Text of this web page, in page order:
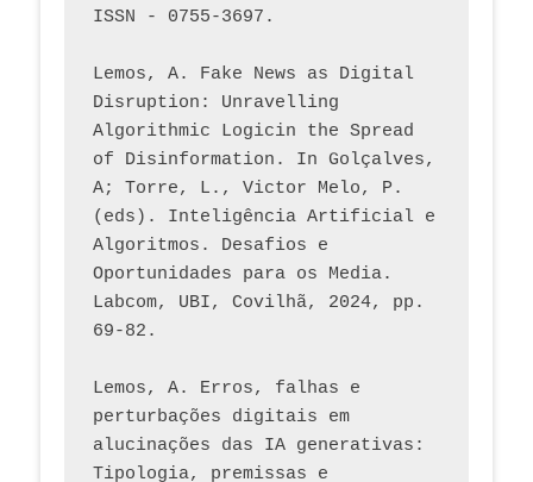
ISSN - 0755-3697.
Lemos, A. Fake News as Digital
Disruption: Unravelling
Algorithmic Logicin the Spread
of Disinformation. In Golçalves,
A; Torre, L., Victor Melo, P.
(eds). Inteligência Artificial e
Algoritmos. Desafios e
Oportunidades para os Media.
Labcom, UBI, Covilhã, 2024, pp.
69-82.
Lemos, A. Erros, falhas e
perturbações digitais em
alucinações das IA generativas:
Tipologia, premissas e